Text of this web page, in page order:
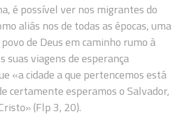
é possível ver nos migrantes do
aliás nos de todas as épocas, uma
de Deus em caminho rumo à
suas viagens de esperança
«a cidade a que pertencemos está
certamente esperamos o Salvador,
(Flp 3, 20).